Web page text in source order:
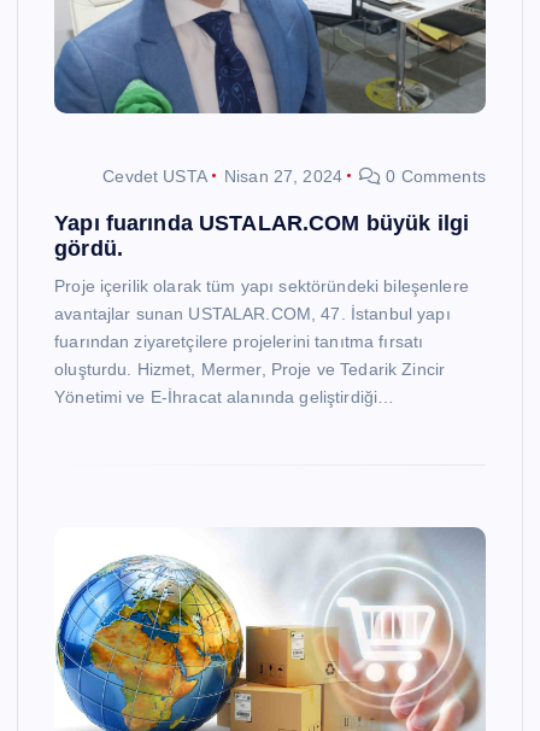
Cevdet USTA Nisan 27, 2024 0 Comments
Yapı fuarında USTALAR.COM büyük ilgi
gördü.
Proje içerilik olarak tüm yapı sektöründeki bileşenlere
avantajlar sunan USTALAR.COM, 47. İstanbul yapı
fuarından ziyaretçilere projelerini tanıtma fırsatı
oluşturdu. Hizmet, Mermer, Proje ve Tedarik Zincir
Yönetimi ve E-İhracat alanında geliştirdiği…